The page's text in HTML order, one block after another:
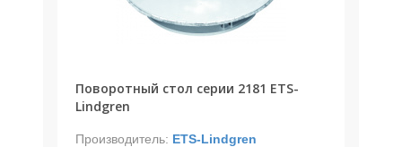
Поворотный стол серии 2181 ETS-
Lindgren
Производитель: ETS-Lindgren